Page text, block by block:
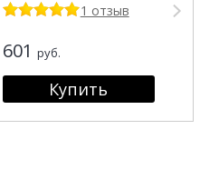
1 отзыв
601 руб.